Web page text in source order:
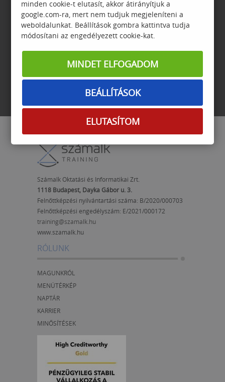
Számalk Oktatási és Informatikai Zrt.
1118 Budapest, Dayka Gábor u. 3.
Felnőttképzési nyilvántartási száma: B/2020/000703
Felnőttképzési engedélyszám: E/2021/000172
training@szamalk.hu
www.szamalk.hu
RÓLUNK
MAGUNKRÓL
MENÜTÉRKÉP
NAPTÁR
KARRIER
MINŐSÍTÉSEK
minden cookie-t elutasít, akkor átirányítjuk a
google.com-ra, mert nem tudjuk megjeleníteni a
weboldalunkat. Beállítások gombra kattintva tudja
módosítani az engedélyezett cookie-kat.
MINDET ELFOGADOM
BEÁLLÍTÁSOK
ELUTASÍTOM